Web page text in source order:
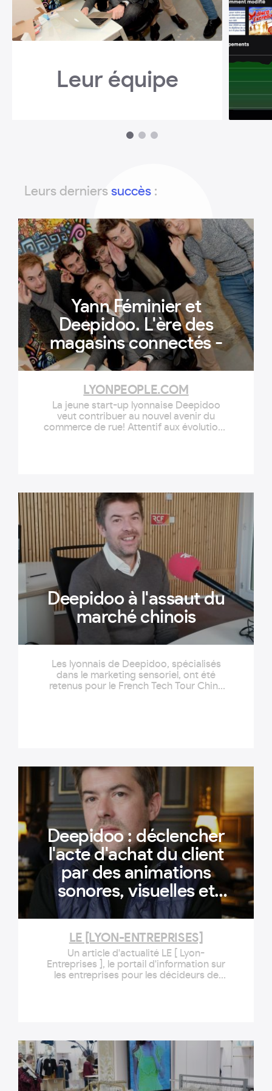
Leur équipe
1 2 3
Leurs derniers succès :
Yann Féminier et
Deepidoo. L'ère des
magasins connectés -
LYONPEOPLE.COM
La jeune start-up lyonnaise Deepidoo
veut contribuer au nouvel avenir du
commerce de rue! Attentif aux évolutions
Deepidoo à l'assaut du
marché chinois
Les lyonnais de Deepidoo, spécialisés
dans le marketing sensoriel, ont été
retenus pour le French Tech Tour China
Deepidoo : déclencher
l'acte d'achat du client
par des animations
sonores, visuelles et
olfactives - LE [Lyon-
Entreprises]
LE [LYON-ENTREPRISES]
Un article d'actualité LE [ Lyon-
Entreprises ], le portail d'information sur
les entreprises pour les décideurs de